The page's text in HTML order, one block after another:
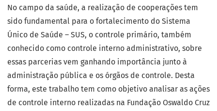
No campo da saúde, a realização de cooperações tem
sido fundamental para o fortalecimento do Sistema
Único de Saúde – SUS, o controle primário, também
conhecido como controle interno administrativo, sobre
essas parcerias vem ganhando importância junto à
administração pública e os órgãos de controle. Desta
forma, este trabalho tem como objetivo analisar as ações
de controle interno realizadas na Fundação Oswaldo Cruz